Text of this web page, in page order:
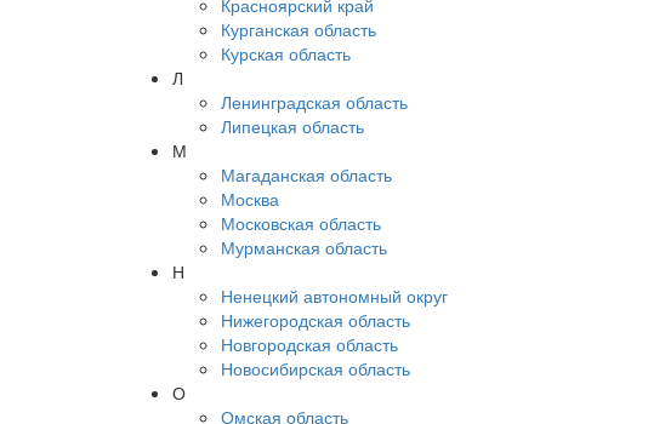
Красноярский край
Курганская область
Курская область
Л
Ленинградская область
Липецкая область
М
Магаданская область
Москва
Московская область
Мурманская область
Н
Ненецкий автономный округ
Нижегородская область
Новгородская область
Новосибирская область
О
Омская область